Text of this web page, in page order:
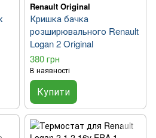
Renault Original
Кришка бачка
розширювального Renault
Logan 2 Original
380 грн
В наявності
Купити